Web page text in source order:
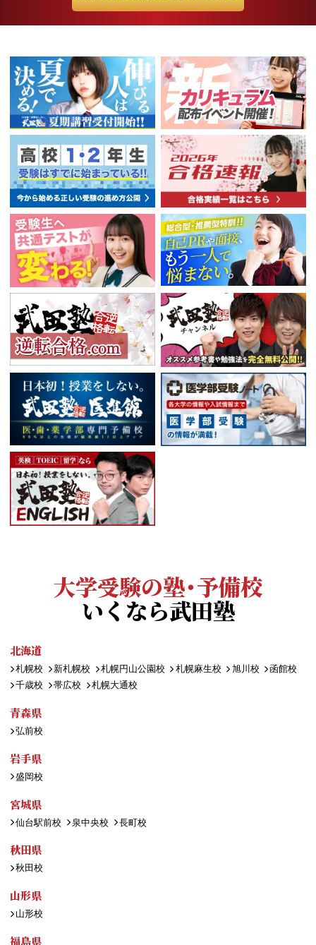
大学受験の塾・予備校
いくなら武田塾
北海道
札幌校 新札幌校 札幌円山公園校 札幌麻生校 旭川校
函館校
千歳校
帯広校 札幌大通校
青森県
弘前校
岩手県
盛岡校
宮城県
仙台駅前校 泉中央校 長町校
秋田県
秋田校
山形県
山形校
福島県